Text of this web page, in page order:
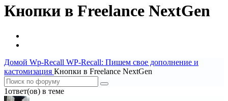
Кнопки в Freelance NextGen
Домой Wp-Recall WP-Recall: Пишем свое дополнение и
кастомизация Кнопки в Freelance NextGen
1ответ(ов) в теме